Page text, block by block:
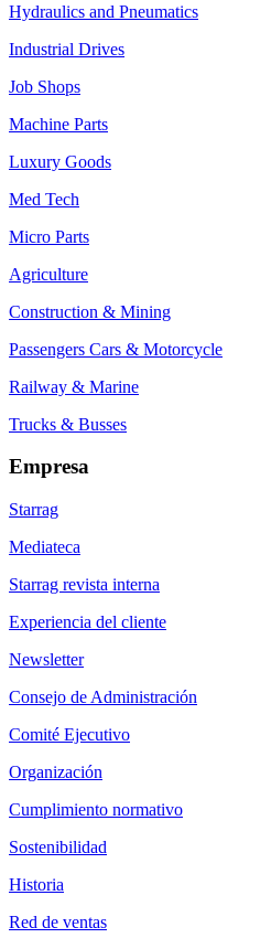
Hydraulics and Pneumatics
Industrial Drives
Job Shops
Machine Parts
Luxury Goods
Med Tech
Micro Parts
Agriculture
Construction & Mining
Passengers Cars & Motorcycle
Railway & Marine
Trucks & Busses
Empresa
Starrag
Mediateca
Starrag revista interna
Experiencia del cliente
Newsletter
Consejo de Administración
Comité Ejecutivo
Organización
Cumplimiento normativo
Sostenibilidad
Historia
Red de ventas